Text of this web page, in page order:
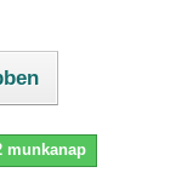
munkanap